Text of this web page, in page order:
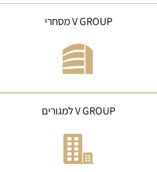
מסחרי V GROUP
למגורים V GROUP